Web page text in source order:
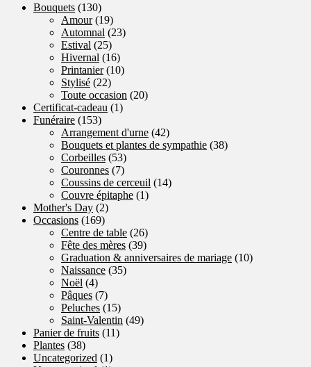
Bouquets (130)
Amour (19)
Automnal (23)
Estival (25)
Hivernal (16)
Printanier (10)
Stylisé (22)
Toute occasion (20)
Certificat-cadeau (1)
Funéraire (153)
Arrangement d'urne (42)
Bouquets et plantes de sympathie (38)
Corbeilles (53)
Couronnes (7)
Coussins de cerceuil (14)
Couvre épitaphe (1)
Mother's Day (2)
Occasions (169)
Centre de table (26)
Fête des mères (39)
Graduation & anniversaires de mariage (10)
Naissance (35)
Noël (4)
Pâques (7)
Peluches (15)
Saint-Valentin (49)
Panier de fruits (11)
Plantes (38)
Uncategorized (1)